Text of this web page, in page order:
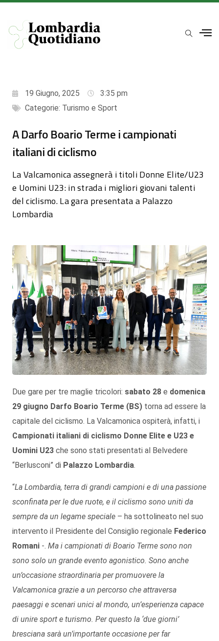
19 Giugno, 2025
3:35 pm
Categorie: Turismo e Sport
A Darfo Boario Terme i campionati
italiani di ciclismo
La Valcamonica assegnerà i titoli Donne Elite/U23
e Uomini U23: in strada i migliori giovani talenti
del ciclismo. La gara presentata a Palazzo
Lombardia
Due gare per tre maglie tricolori: sabato 28 e domenica
29 giugno Darfo Boario Terme (BS) torna ad essere la
capitale del ciclismo. La Valcamonica ospiterà, infatti, i
Campionati italiani di ciclismo Donne Elite e U23 e
Uomini U23 che sono stati presentati al Belvedere
“Berlusconi” di Palazzo Lombardia.
“La Lombardia, terra di grandi campioni e di una passione
sconfinata per le due ruote, e il ciclismo sono uniti da
sempre da un legame speciale – ha sottolineato nel suo
intervento il Presidente del Consiglio regionale Federico
Romani -. Ma i campionati di Boario Terme sono non
sono solo un grande evento agonistico. Sono anche
un’occasione straordinaria per promuovere la
Valcamonica grazie a un percorso che attraversa
paesaggi e scenari unici al mondo, un’esperienza capace
di unire sport e turismo. Per questo la ‘due giorni’
bresciana sarà un’importante occasione per far